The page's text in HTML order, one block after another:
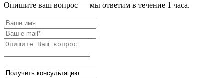
Опишите ваш вопрос — мы ответим в течение 1 часа.